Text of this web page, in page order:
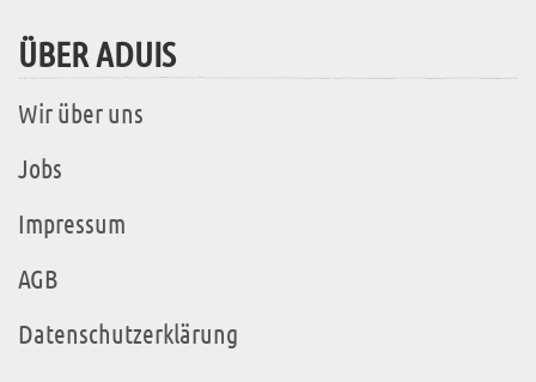
ÜBER ADUIS
Wir über uns
Jobs
Impressum
AGB
Datenschutzerklärung